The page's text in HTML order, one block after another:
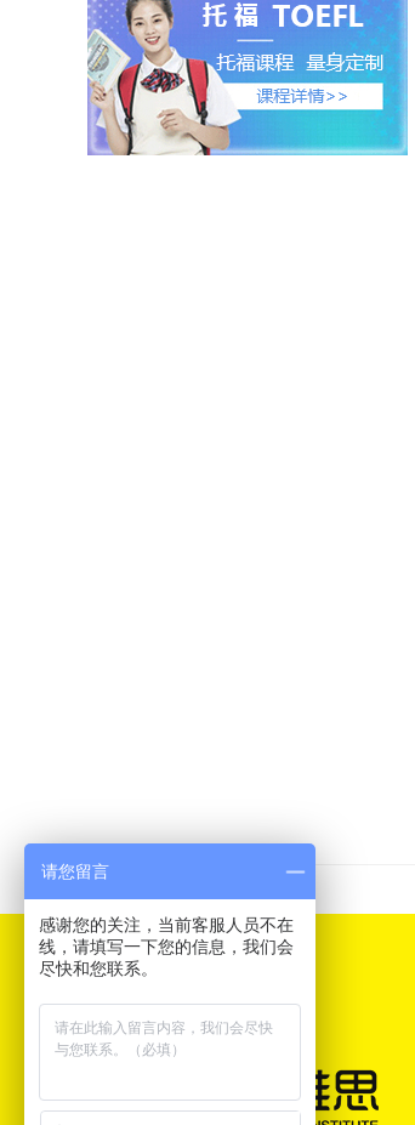
请您留言
感谢您的关注，当前客服人员不在
线，请填写一下您的信息，我们会
尽快和您联系。